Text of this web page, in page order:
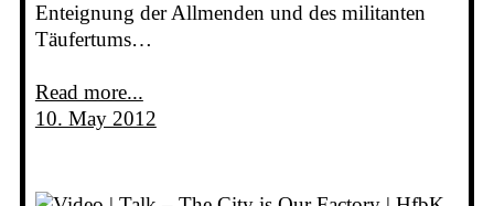
Enteignung der Allmenden und des militanten
Täufertums…
Read more...
10. May 2012